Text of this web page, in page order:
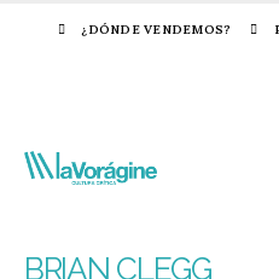
¿DÓNDE VENDEMOS?
BRIAN CLEGG